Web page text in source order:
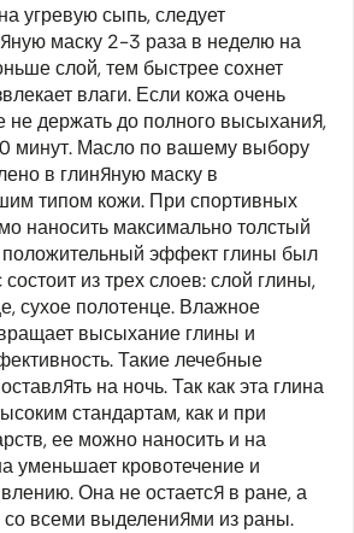
угревую сыпь, следует
маску 2-3 раза в неделю на
слой, тем быстрее сохнет
влаги. Если кожа очень
не держать до полного высыхания,
минут. Масло по вашему выбору
в глиняную маску в
типом кожи. При спортивных
наносить максимально толстый
эффект глины был
из трех слоев: слой глины,
сухое полотенце. Влажное
высыхание глины и
Такие лечебные
на ночь. Так как эта глина
стандартам, как и при
ее можно наносить и на
уменьшает кровотечение и
Она не остается в ране, а
всеми выделениями из раны.